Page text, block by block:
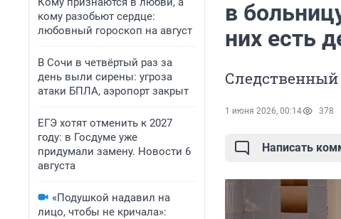
кому разобьют сердце:
любовный гороскоп на август
В Сочи в четвёртый раз за
день выли сирены: угроза
атаки БПЛА, аэропорт закрыт
ЕГЭ хотят отменить к 2027
году: в Госдуме уже
придумали замену. Новости 6
августа
«Подушкой надавил на
лицо, чтобы не кричала»:
в
них есть
Следственный
1 июня 2026, 00:14 378
Написать